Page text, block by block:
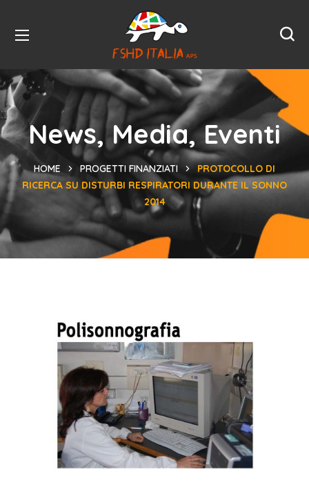
News, Media, Eventi
HOME PROGETTI FINANZIATI
PROTOCOLLO DI
RICERCA SU DISTURBI RESPIRATORI DURANTE IL SONNO
2014